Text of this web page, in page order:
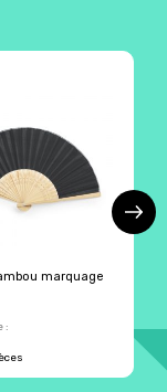
marquage
: